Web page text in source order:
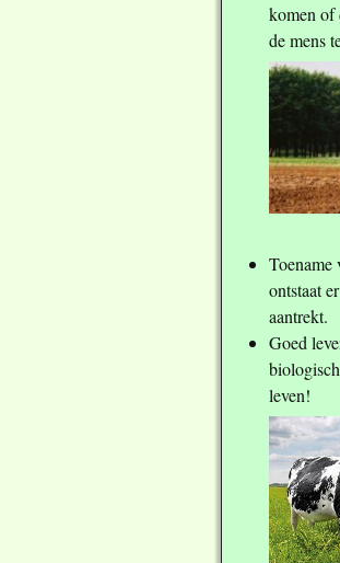
komen of
de mens
Toename
ontstaat
aantrekt.
Goed
leven!